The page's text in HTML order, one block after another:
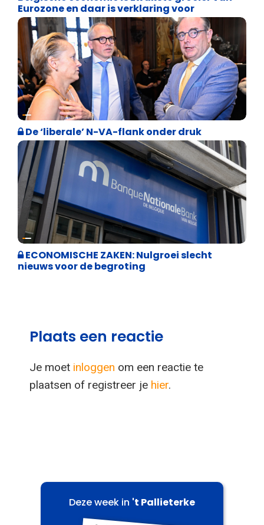
Eurozone en daar is verklaring voor
Binnenland politiek
De ‘liberale’ N-VA-flank onder druk
Binnenland politiek
ECONOMISCHE ZAKEN: Nulgroei slecht
nieuws voor de begroting
Plaats een reactie
Je moet inloggen om een reactie te
plaatsen of registreer je hier.
Deze week in 't Pallieterke